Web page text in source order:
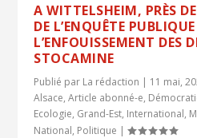
A WITTELSHEIM, PRÈS
DE L’ENQUÊTE
L’ENFOUISSEMENT DES
STOCAMINE
Publié par La rédaction | 11 mai,
Alsace,Article abonné-e,
Ecologie, Grand-Est, International,
National, Politique |